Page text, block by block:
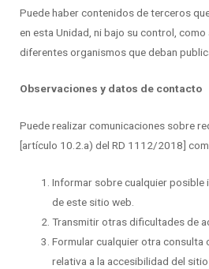
Puede haber contenidos de terceros
en esta Unidad, ni bajo su control,
diferentes organismos que deban
Observaciones y datos de contacto
Puede realizar comunicaciones sobre
[artículo 10.2.a) del RD 1112/2018]
Informar sobre cualquier
de este sitio web.
Transmitir otras dificultades de
Formular cualquier otra consulta
relativa a la accesibilidad del